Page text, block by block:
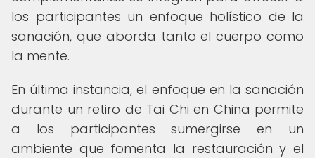
los participantes un enfoque holístico de la
sanación, que aborda tanto el cuerpo como
la mente.
En última instancia, el enfoque en la sanación
durante un retiro de Tai Chi en China permite
a los participantes sumergirse en un
ambiente que fomenta la restauración y el